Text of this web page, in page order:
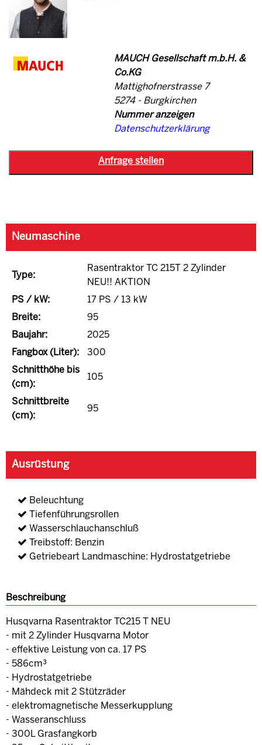
MAUCH Gesellschaft m.b.H. &
Co.KG
Mattighofnerstrasse 7
5274 - Burgkirchen
Nummer anzeigen
Datenschutzerklärung
Neumaschine
Type:
Rasentraktor TC 215T 2 Zylinder
NEU!! AKTION
PS / kW:
17 PS / 13 kW
Breite:
95
Baujahr:
2025
Fangbox (Liter):
300
Schnitthöhe bis
(cm):
105
Schnittbreite
(cm):
95
Ausrüstung
Beleuchtung
Tiefenführungsrollen
Wasserschlauchanschluß
Treibstoff: Benzin
Getriebeart Landmaschine: Hydrostatgetriebe
Beschreibung
Husqvarna Rasentraktor TC215 T NEU
- mit 2 Zylinder Husqvarna Motor
- effektive Leistung von ca. 17 PS
- 586cm³
- Hydrostatgetriebe
- Mähdeck mit 2 Stützräder
- elektromagnetische Messerkupplung
- Wasseranschluss
- 300L Grasfangkorb